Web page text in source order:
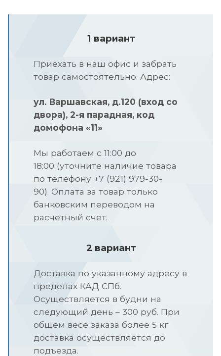
1 вариант
Приехать в наш офис и забрать
товар самостоятельно. Адрес:
ул. Варшавская, д.120 (вход со
двора), 2-я парадная, код
домофона «11»
Мы работаем с 11:00 до
18:00 (уточните наличие товара
по телефону +7 (921) 979-30-
90). Оплата за товар только
банковским переводом на
расчетный счет.
2 вариант
Доставка по указанному адресу в
пределах КАД СПб.
Осуществляется в будни на
следующий день – 300 руб. При
общем весе заказа более 5 кг
доставка осуществляется до
подъезда.